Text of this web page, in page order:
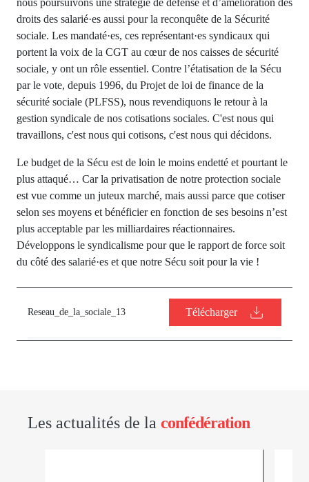
nous poursuivons une stratégie de défense et d’amélioration des
droits des salarié·es aussi pour la reconquête de la Sécurité
sociale. Les mandaté·es, ces représentant·es syndicaux qui
portent la voix de la CGT au cœur de nos caisses de sécurité
sociale, y ont un rôle essentiel. Contre l’étatisation de la Sécu
par le vote, depuis 1996, du Projet de loi de finance de la
sécurité sociale (PLFSS), nous revendiquons le retour à la
gestion syndicale de nos cotisations sociales. C'est nous qui
travaillons, c'est nous qui cotisons, c'est nous qui décidons.
Le budget de la Sécu est de loin le moins endetté et pourtant le
plus attaqué… Car la privatisation de notre protection sociale
est vue comme un juteux marché, mais aussi parce que cotiser
selon ses moyens et bénéficier en fonction de ses besoins n’est
plus acceptable par les milliardaires réactionnaires.
Développons le syndicalisme pour que le rapport de force soit
du côté des salarié·es et que notre Sécu soit pour la vie !
Reseau_de_la_sociale_13 Télécharger
Les actualités de la confédération